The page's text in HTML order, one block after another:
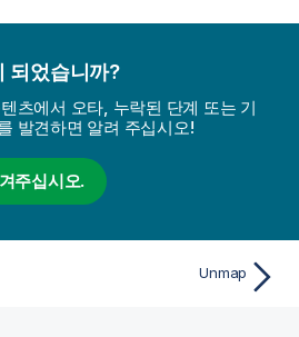
되었습니까?
츠에서 오타, 누락된 단계 또는 기
발견하면 알려 주십시오!
주십시오.
Unmap